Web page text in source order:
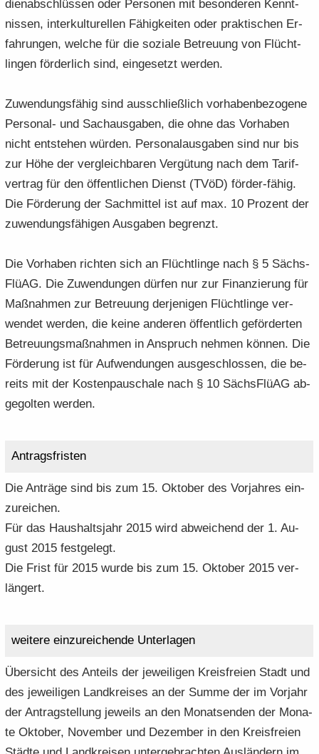
di­en­ab­schlüs­sen oder Per­so­nen mit be­son­de­ren Kennt­
nis­sen, in­ter­kul­tu­rel­len Fä­hig­kei­ten oder prak­ti­schen Er­
fah­run­gen, wel­che für die so­zia­le Be­treu­ung von Flücht­
lin­gen för­der­lich sind, ein­ge­setzt wer­den.
Zu­wen­dungs­fä­hig sind aus­schließ­lich vor­ha­ben­be­zo­ge­ne
Personal-​ und Sach­aus­ga­ben, die ohne das Vor­ha­ben
nicht ent­ste­hen wür­den. Per­so­nal­aus­ga­ben sind nur bis
zur Höhe der ver­gleich­ba­ren Ver­gü­tung nach dem Ta­rif­
ver­trag für den öf­fent­li­chen Dienst (TVöD) förder-​fähig.
Die För­de­rung der Sach­mit­tel ist auf max. 10 Pro­zent der
zu­wen­dungs­fä­hi­gen Aus­ga­ben be­grenzt.
Die Vor­ha­ben rich­ten sich an Flücht­lin­ge nach § 5 Sächs­
Flü­AG. Die Zu­wen­dun­gen dür­fen nur zur Fi­nan­zie­rung für
Maß­nah­men zur Be­treu­ung der­je­ni­gen Flücht­lin­ge ver­
wen­det wer­den, die keine an­de­ren öf­fent­lich ge­för­der­ten
Be­treu­ungs­maß­nah­men in An­spruch neh­men kön­nen. Die
För­de­rung ist für Auf­wen­dun­gen aus­ge­schlos­sen, die be­
reits mit der Kos­ten­pau­scha­le nach § 10 Sächs­Flü­AG ab­
ge­gol­ten wer­den.
An­trags­fris­ten
Die An­trä­ge sind bis zum 15. Ok­to­ber des Vor­jah­res ein­
zu­rei­chen.
Für das Haus­halts­jahr 2015 wird ab­wei­chend der 1. Au­
gust 2015 fest­ge­legt.
Die Frist für 2015 wurde bis zum 15. Ok­to­ber 2015 ver­
län­gert.
wei­te­re ein­zu­rei­chen­de Un­ter­la­gen
Über­sicht des An­teils der je­wei­li­gen Kreis­frei­en Stadt und
des je­wei­li­gen Land­krei­ses an der Summe der im Vor­jahr
der An­trag­stel­lung je­weils an den Mo­nats­en­den der Mo­na­
te Ok­to­ber, No­vem­ber und De­zem­ber in den Kreis­frei­en